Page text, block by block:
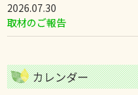
2026.07.30
取材のご報告
カレンダー